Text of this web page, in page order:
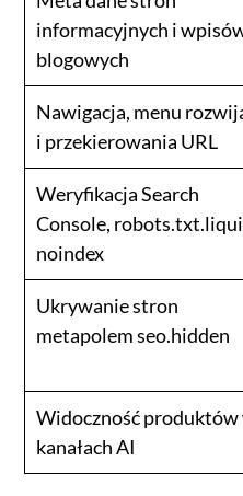
informacyjnych i
blogowych
Nawigacja, menu
i przekierowania URL
Weryfikacja Search
Console,
noindex
Ukrywanie stron
metapolem seo.hidden
Widoczność produktów
kanałach AI